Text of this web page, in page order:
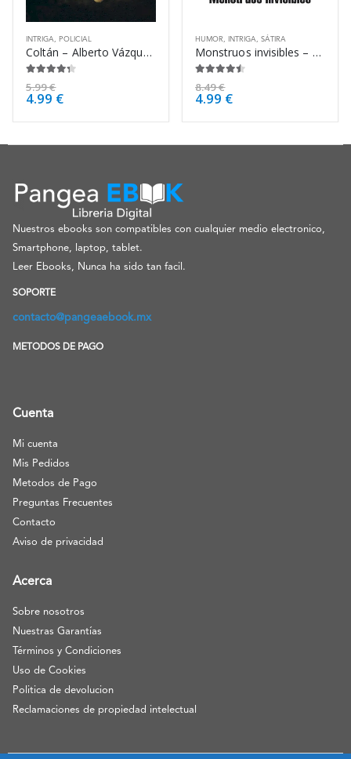
INTRIGA POLICIAL
Coltán – Alberto Vázquez-Figueroa
5.99€
4.99 €
HUMOR INTRIGA SÁTIRA
Monstruos invisibles – Chuck Palahniuk
8.49€
4.99 €
Nuestros ebooks son compatibles con cualquier medio electronico,
Smartphone, laptop, tablet.
Leer Ebooks, Nunca ha sido tan facil.
SOPORTE
contacto@pangeaebook.mx
METODOS DE PAGO
Cuenta
Mi cuenta
Mis Pedidos
Metodos de Pago
Preguntas Frecuentes
Contacto
Aviso de privacidad
Acerca
Sobre nosotros
Nuestras Garantías
Términos y Condiciones
Uso de Cookies
Politica de devolucion
Reclamaciones de propiedad intelectual